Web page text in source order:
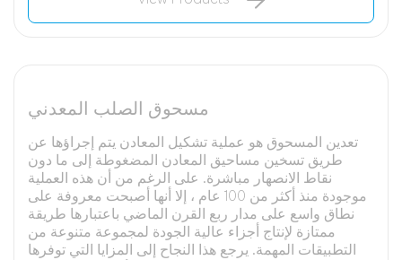
مسحوق الصلب المعدني
تعدين المسحوق هو عملية تشكيل المعادن يتم إجراؤها عن
طريق تسخين مساحيق المعادن المضغوطة إلى ما دون
نقاط الانصهار مباشرة. على الرغم من أن هذه العملية
موجودة منذ أكثر من 100 عام ، إلا أنها أصبحت معروفة على
نطاق واسع على مدار ربع القرن الماضي باعتبارها طريقة
ممتازة لإنتاج أجزاء عالية الجودة لمجموعة متنوعة من
التطبيقات المهمة. يرجع هذا النجاح إلى المزايا التي توفرها